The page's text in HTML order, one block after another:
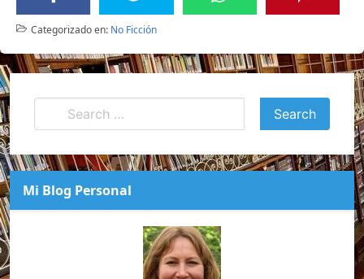
Categorizado en: No Ficción
Mi Blog Personal